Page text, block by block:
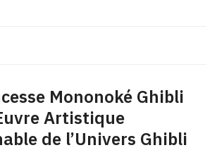
Mononoké Ghibli
Artistique
de l’Univers Ghibli